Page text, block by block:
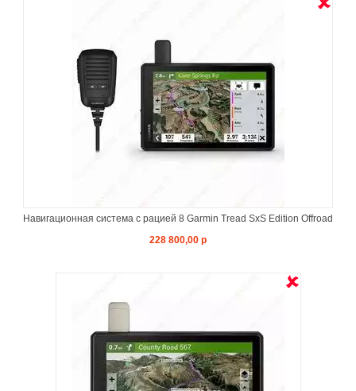
Навигационная система с рацией 8 Garmin Tread SxS Edition Offroad
228 800,00 р